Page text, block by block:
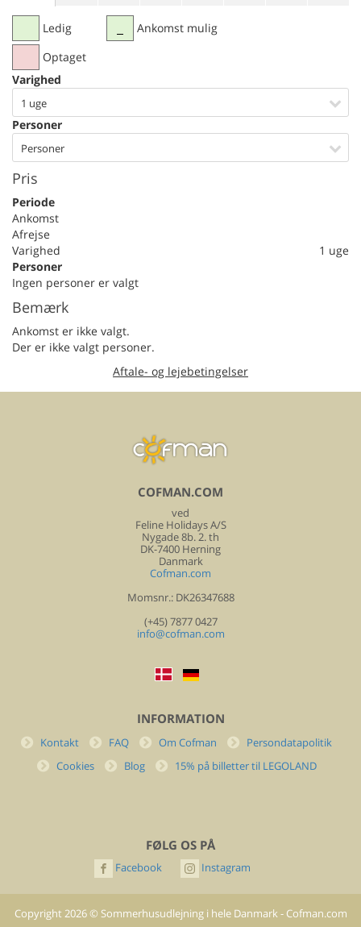
Ledig
Optaget
Ankomst mulig
Varighed
1 uge
Personer
Personer
Pris
Periode
Ankomst
Afrejse
Varighed
1 uge
Personer
Ingen personer er valgt
Bemærk
Ankomst er ikke valgt.
Der er ikke valgt personer.
Aftale- og lejebetingelser
COFMAN.COM
ved
Feline Holidays A/S
Nygade 8b. 2. th
DK-7400 Herning
Danmark
Cofman.com
Momsnr.: DK26347688
(+45) 7877 0427
info@cofman.com
INFORMATION
Kontakt FAQ Om Cofman
Persondatapolitik
Cookies
Blog 15% på billetter til LEGOLAND
FØLG OS PÅ
Facebook Instagram
Copyright 2026© Sommerhusudlejning i hele Danmark - Cofman.com